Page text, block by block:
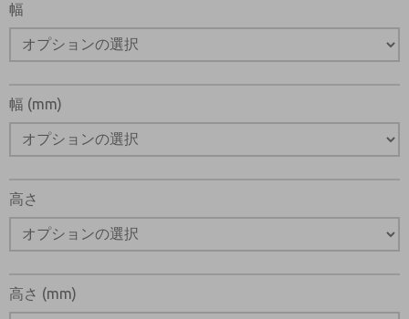
幅
幅 (mm)
高さ
高さ (mm)